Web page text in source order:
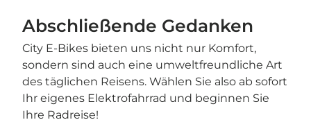
Abschließende Gedanken
City E-Bikes bieten uns nicht nur Komfort,
sondern sind auch eine umweltfreundliche Art
des täglichen Reisens. Wählen Sie also ab sofort
Ihr eigenes Elektrofahrrad und beginnen Sie
Ihre Radreise!